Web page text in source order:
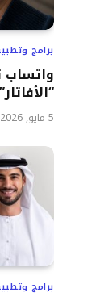
برامج
واتساب
5 مايو, 2026
برامج